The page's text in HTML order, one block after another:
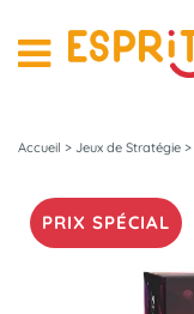
Accueil > Jeux de Stratégie >
PRIX SPÉCIAL